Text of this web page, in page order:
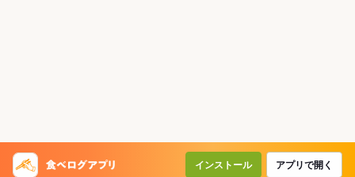
インストール アプリで開く